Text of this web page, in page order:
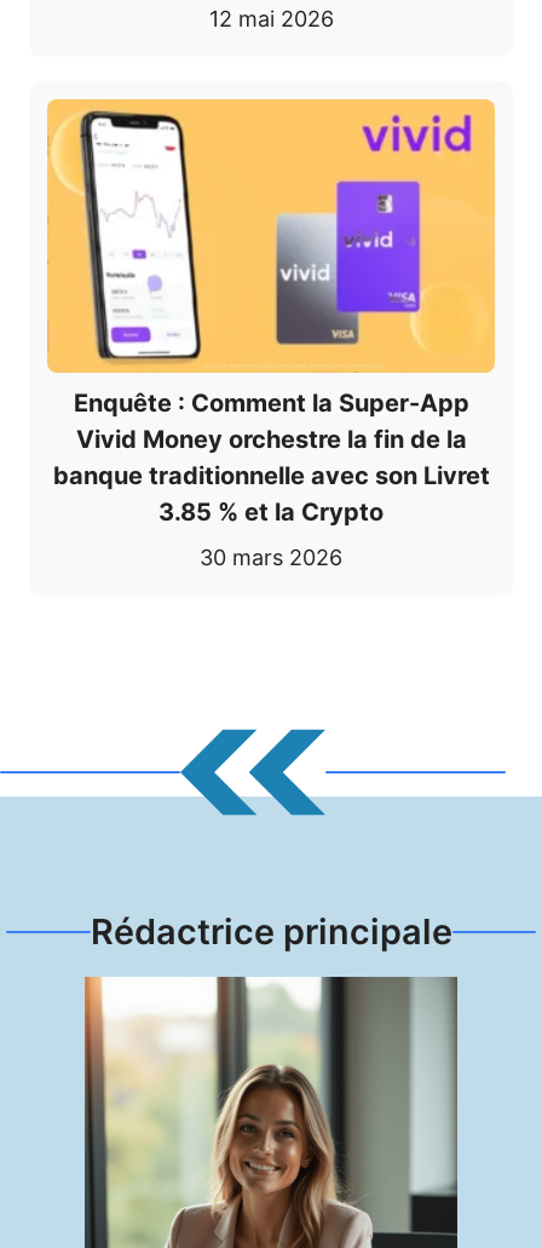
12 mai 2026
Enquête : Comment la Super-App
Vivid Money orchestre la fin de la
banque traditionnelle avec son Livret
3.85 % et la Crypto
30 mars 2026
Rédactrice principale